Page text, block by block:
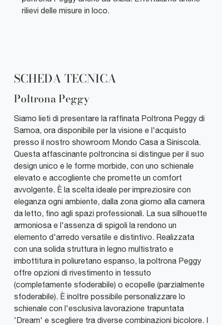
rilievi delle misure in loco.
SCHEDA TECNICA
Poltrona Peggy
Siamo lieti di presentare la raffinata Poltrona Peggy di
Samoa, ora disponibile per la visione e l'acquisto
presso il nostro showroom Mondo Casa a Siniscola.
Questa affascinante poltroncina si distingue per il suo
design unico e le forme morbide, con uno schienale
elevato e accogliente che promette un comfort
avvolgente. È la scelta ideale per impreziosire con
eleganza ogni ambiente, dalla zona giorno alla camera
da letto, fino agli spazi professionali. La sua silhouette
armoniosa e l'assenza di spigoli la rendono un
elemento d'arredo versatile e distintivo. Realizzata
con una solida struttura in legno multistrato e
imbottitura in poliuretano espanso, la poltrona Peggy
offre opzioni di rivestimento in tessuto
(completamente sfoderabile) o ecopelle (parzialmente
sfoderabile). È inoltre possibile personalizzare lo
schienale con l'esclusiva lavorazione trapuntata
'Dream' e scegliere tra diverse combinazioni bicolore. I